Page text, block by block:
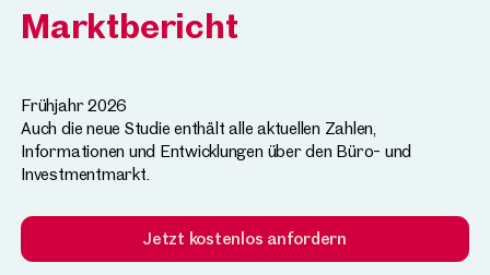
Marktbericht
Frühjahr 2026
Auch die neue Studie enthält alle aktuellen Zahlen,
Informationen und Entwicklungen über den Büro- und
Investmentmarkt.
Jetzt kostenlos anfordern